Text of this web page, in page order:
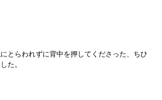
とらわれずに背中を押してくださった、ちひ
た。